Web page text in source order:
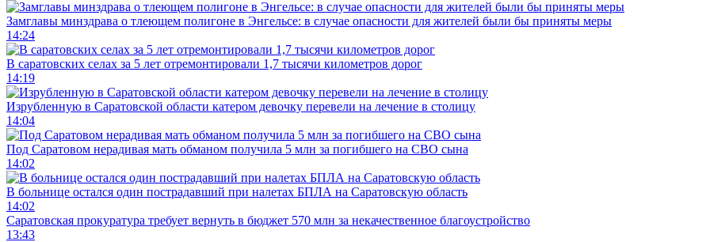
Замглавы минздрава о тлеющем полигоне в Энгельсе: в случае опасности для жителей были бы приняты меры
14:24
В саратовских селах за 5 лет отремонтировали 1,7 тысячи километров дорог
14:19
Изрубленную в Саратовской области катером девочку перевели на лечение в столицу
14:04
Под Саратовом нерадивая мать обманом получила 5 млн за погибшего на СВО сына
14:02
В больнице остался один пострадавший при налетах БПЛА на Саратовскую область
14:02
Саратовская прокуратура требует вернуть в бюджет 570 млн за некачественное благоустройство
13:43